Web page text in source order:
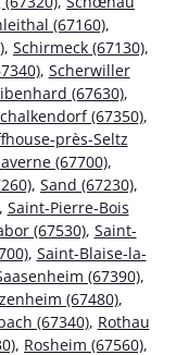
(67160),
, Schirmeck (67130),
, Scherwiller
(67630),
(67350),
près-Seltz
(67700),
, Sand (67230),
Saint-Pierre-Bois
(67530), Saint-
, Saint-Blaise-la-
(67390),
(67480),
(67340), Rothau
, Rosheim (67560),